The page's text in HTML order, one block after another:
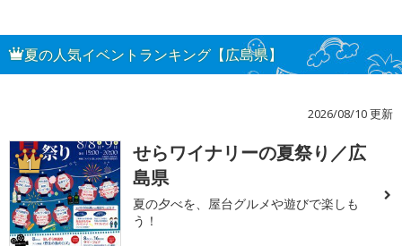
夏の人気イベントランキング【広島県】
2026/08/10 更新
1
せらワイナリーの夏祭り／広
島県
夏の夕べを、屋台グルメや遊びで楽しも
う！